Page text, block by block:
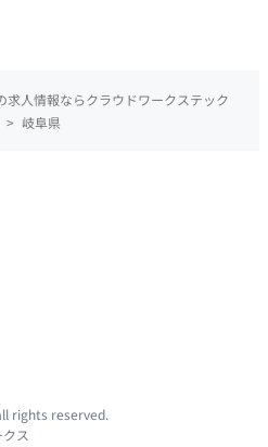
求人情報ならクラウドワークステック
> 岐阜県
rights reserved.
ス